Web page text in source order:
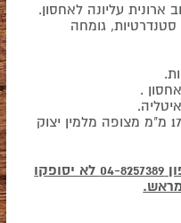
ארונית עליונה לאחסון.
סטנדרטיות, גומחה
הרכבה בתיאום מראש בלבד בטלפון 04-8257389 לא יסופקו